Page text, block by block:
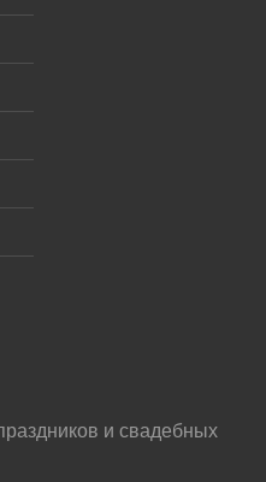
и свадебных